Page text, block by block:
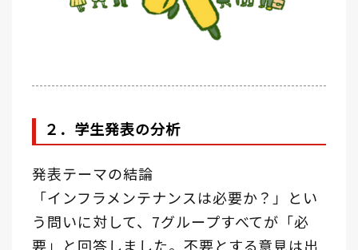
２．学生発表の分析
発表テーマの結論
「インフラメンテナンスは必要か？」とい
う問いに対して、7グループすべてが「必
要」と回答しました。不要とする意見は出